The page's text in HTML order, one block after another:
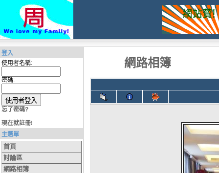
登入
使用者名稱:
密碼:
忘了密碼?
現在就註冊!
主選單
首頁
討論區
網路相簿
網路相簿